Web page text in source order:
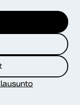
Kokemus on
että
vastausta
on erikseen ajan
on painotettava,
erinomaisia